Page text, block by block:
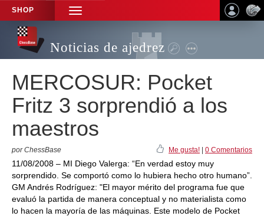
SHOP
TOGGLE
NAVIGATION
Noticias de ajedrez
MERCOSUR: Pocket
Fritz 3 sorprendió a los
maestros
por ChessBase Me gusta! 0 Comentarios
11/08/2008 – MI Diego Valerga: “En verdad estoy muy
sorprendido. Se comportó como lo hubiera hecho otro humano”.
GM Andrés Rodríguez: "El mayor mérito del programa fue que
evaluó la partida de manera conceptual y no materialista como
lo hacen la mayoría de las máquinas. Este modelo de Pocket